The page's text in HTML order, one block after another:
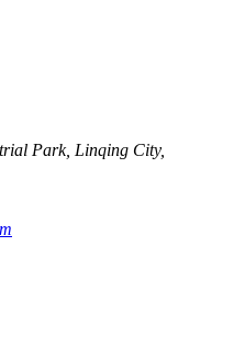
Park, Linqing City,